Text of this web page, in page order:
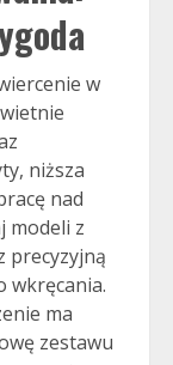
w
niższa
nad
modeli z
precyzyjną
wkręcania.
ma
zestawu